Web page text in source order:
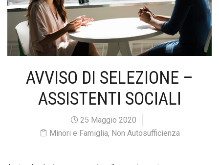
AVVISO DI SELEZIONE –
ASSISTENTI SOCIALI
25 Maggio 2020
Minori e Famiglia, Non Autosufficienza